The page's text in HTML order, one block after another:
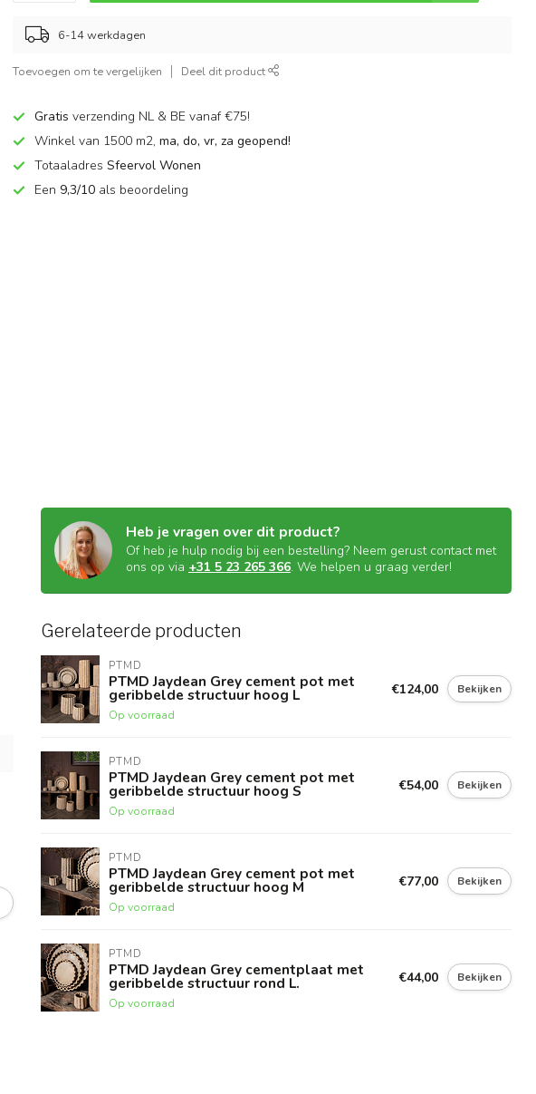
6-14 werkdagen
Toevoegen om te vergelijken Deel dit product
Gratisverzending NL & BE vanaf €75!
Winkel van 1500 m2,ma, do, vr, za geopend!
TotaaladresSfeervol Wonen
Een 9,3/10 als beoordeling
Heb je vragen over dit product?
Of heb je hulp nodig bij een bestelling? Neem gerust contact met
ons op via +31 5 23 265 366. We helpen u graag verder!
Gerelateerde producten
PTMD
PTMD Jaydean Grey cement pot met
geribbelde structuur hoog L
Op voorraad
€124,00 Bekijken
PTMD
PTMD Jaydean Grey cement pot met
geribbelde structuur hoog S
Op voorraad
€54,00 Bekijken
PTMD
PTMD Jaydean Grey cement pot met
geribbelde structuur hoog M
Op voorraad
€77,00 Bekijken
PTMD
PTMD Jaydean Grey cementplaat met
geribbelde structuur rond L.
Op voorraad
€44,00 Bekijken